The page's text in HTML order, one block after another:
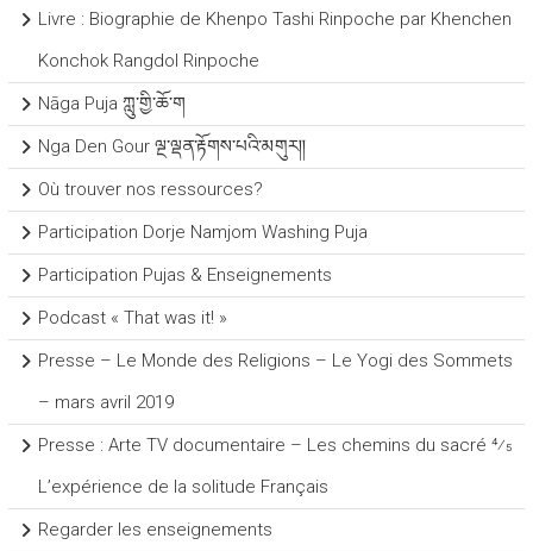
Livre : Biographie de Khenpo Tashi Rinpoche par Khenchen
Konchok Rangdol Rinpoche
Nāga Puja ཀླུ་གྱི་ཆོ་ག
Nga Den Gour ལྔ་ལྡན་རྟོགས་པའི་མགུར།།
Où trouver nos ressources?
Participation Dorje Namjom Washing Puja
Participation Pujas & Enseignements
Podcast « That was it! »
Presse – Le Monde des Religions – Le Yogi des Sommets
– mars avril 2019
Presse : Arte TV documentaire – Les chemins du sacré 4⁄5
L’expérience de la solitude Français
Regarder les enseignements